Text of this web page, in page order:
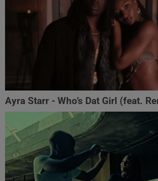
Ayra Starr - Who’s Dat Girl (feat.